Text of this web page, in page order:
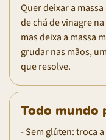
Quer deixar a
de chá de vinagre
mas deixa a massa
grudar nas mãos,
que resolve.
Todo mundo
- Sem glúten: troca